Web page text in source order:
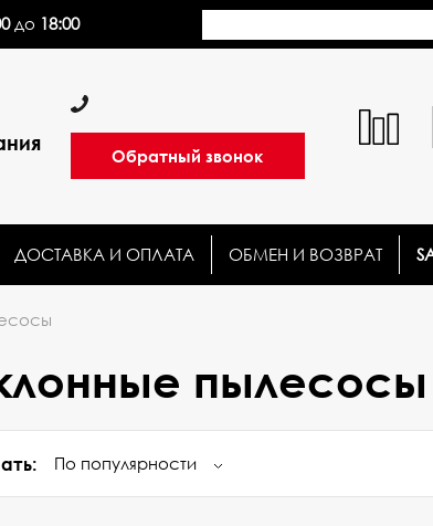
до 18:00
Обратный звонок
ДОСТАВКА И ОПЛАТА ОБМЕН И ВОЗВРАТ
пылесосы
По популярности